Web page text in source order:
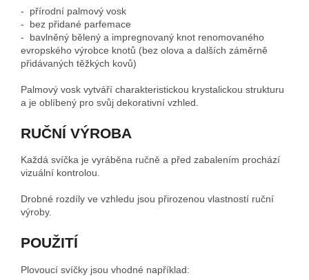
- přírodní palmový vosk
- bez přidané parfemace
- bavlněný bělený a impregnovaný knot renomovaného
evropského výrobce knotů (bez olova a dalších záměrně
přidávaných těžkých kovů)
Palmový vosk vytváří charakteristickou krystalickou strukturu
a je oblíbený pro svůj dekorativní vzhled.
RUČNÍ VÝROBA
Každá svíčka je vyráběna ručně a před zabalením prochází
vizuální kontrolou.
Drobné rozdíly ve vzhledu jsou přirozenou vlastností ruční
výroby.
POUŽITÍ
Plovoucí svíčky jsou vhodné například: